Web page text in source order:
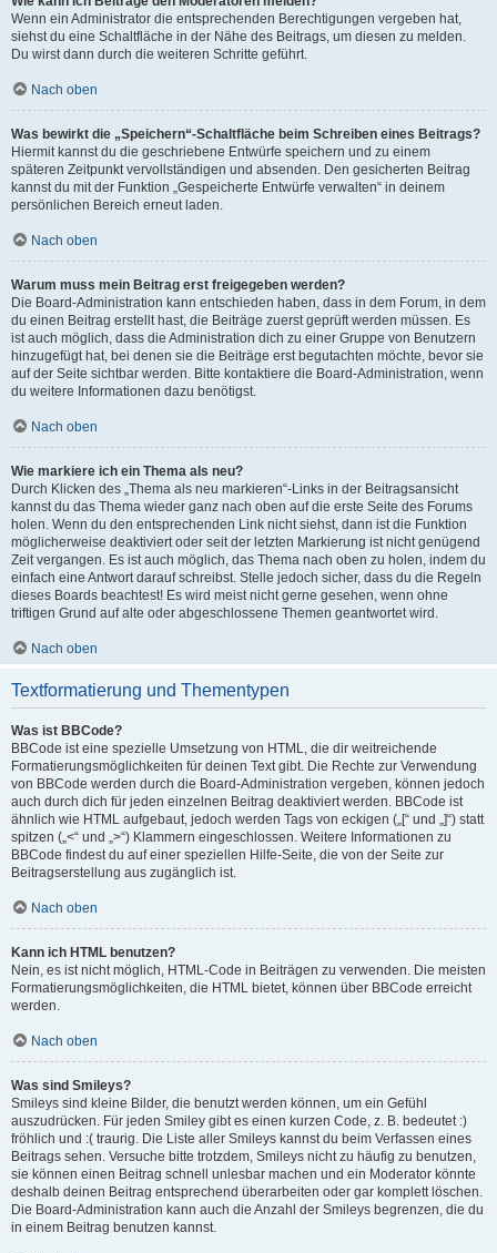
Wenn ein Administrator die entsprechenden Berechtigungen vergeben hat,
siehst du eine Schaltfläche in der Nähe des Beitrags, um diesen zu melden.
Du wirst dann durch die weiteren Schritte geführt.
Nach oben
Was bewirkt die „Speichern“-Schaltfläche beim Schreiben eines Beitrags?
Hiermit kannst du die geschriebene Entwürfe speichern und zu einem
späteren Zeitpunkt vervollständigen und absenden. Den gesicherten Beitrag
kannst du mit der Funktion „Gespeicherte Entwürfe verwalten“ in deinem
persönlichen Bereich erneut laden.
Nach oben
Warum muss mein Beitrag erst freigegeben werden?
Die Board-Administration kann entschieden haben, dass in dem Forum, in dem
du einen Beitrag erstellt hast, die Beiträge zuerst geprüft werden müssen. Es
ist auch möglich, dass die Administration dich zu einer Gruppe von Benutzern
hinzugefügt hat, bei denen sie die Beiträge erst begutachten möchte, bevor sie
auf der Seite sichtbar werden. Bitte kontaktiere die Board-Administration, wenn
du weitere Informationen dazu benötigst.
Nach oben
Wie markiere ich ein Thema als neu?
Durch Klicken des „Thema als neu markieren“-Links in der Beitragsansicht
kannst du das Thema wieder ganz nach oben auf die erste Seite des Forums
holen. Wenn du den entsprechenden Link nicht siehst, dann ist die Funktion
möglicherweise deaktiviert oder seit der letzten Markierung ist nicht genügend
Zeit vergangen. Es ist auch möglich, das Thema nach oben zu holen, indem du
einfach eine Antwort darauf schreibst. Stelle jedoch sicher, dass du die Regeln
dieses Boards beachtest! Es wird meist nicht gerne gesehen, wenn ohne
triftigen Grund auf alte oder abgeschlossene Themen geantwortet wird.
Nach oben
Textformatierung und Thementypen
Was ist BBCode?
BBCode ist eine spezielle Umsetzung von HTML, die dir weitreichende
Formatierungsmöglichkeiten für deinen Text gibt. Die Rechte zur Verwendung
von BBCode werden durch die Board-Administration vergeben, können jedoch
auch durch dich für jeden einzelnen Beitrag deaktiviert werden. BBCode ist
ähnlich wie HTML aufgebaut, jedoch werden Tags von eckigen („[“ und „]“) statt
spitzen („<“ und „>“) Klammern eingeschlossen. Weitere Informationen zu
BBCode findest du auf einer speziellen Hilfe-Seite, die von der Seite zur
Beitragserstellung aus zugänglich ist.
Nach oben
Kann ich HTML benutzen?
Nein, es ist nicht möglich, HTML-Code in Beiträgen zu verwenden. Die meisten
Formatierungsmöglichkeiten, die HTML bietet, können über BBCode erreicht
werden.
Nach oben
Was sind Smileys?
Smileys sind kleine Bilder, die benutzt werden können, um ein Gefühl
auszudrücken. Für jeden Smiley gibt es einen kurzen Code, z. B. bedeutet :)
fröhlich und :( traurig. Die Liste aller Smileys kannst du beim Verfassen eines
Beitrags sehen. Versuche bitte trotzdem, Smileys nicht zu häufig zu benutzen,
sie können einen Beitrag schnell unlesbar machen und ein Moderator könnte
deshalb deinen Beitrag entsprechend überarbeiten oder gar komplett löschen.
Die Board-Administration kann auch die Anzahl der Smileys begrenzen, die du
in einem Beitrag benutzen kannst.